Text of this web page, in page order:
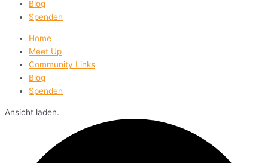
Blog
Spenden
Home
Meet Up
Community Links
Blog
Spenden
Ansicht laden.